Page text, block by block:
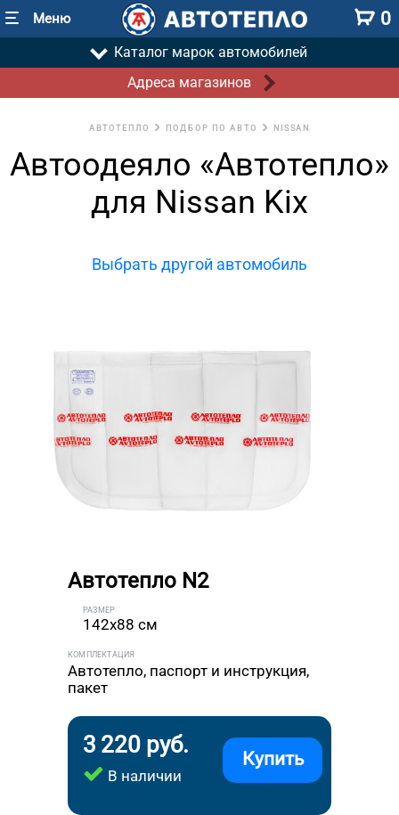
Меню 0
Каталог марок автомобилей
Адреса магазинов
АВТОТЕПЛО ПОДБОР ПО АВТО NISSAN
Автоодеяло «Автотепло»
для Nissan Kix
Выбрать другой автомобиль
Автотепло N2
РАЗМЕР
142x88 см
КОМПЛЕКТАЦИЯ
Автотепло, паспорт и инструкция,
пакет
3 220 руб.
В наличии
Купить